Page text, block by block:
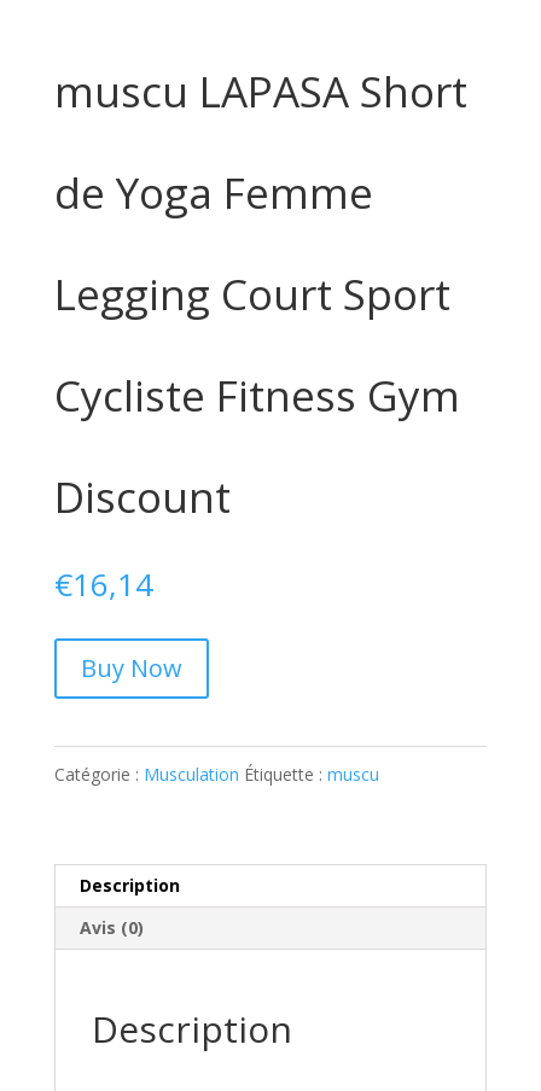
muscu LAPASA Short
de Yoga Femme
Legging Court Sport
Cycliste Fitness Gym
Discount
€16,14
Buy Now
Catégorie : Musculation Étiquette : muscu
Description
Avis (0)
Description